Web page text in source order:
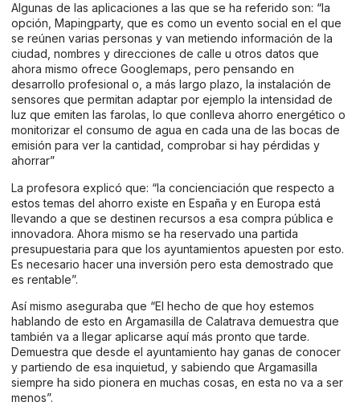
Algunas de las aplicaciones a las que se ha referido son: “la
opción, Mapingparty, que es como un evento social en el que
se reúnen varias personas y van metiendo información de la
ciudad, nombres y direcciones de calle u otros datos que
ahora mismo ofrece Googlemaps, pero pensando en
desarrollo profesional o, a más largo plazo, la instalación de
sensores que permitan adaptar por ejemplo la intensidad de
luz que emiten las farolas, lo que conlleva ahorro energético o
monitorizar el consumo de agua en cada una de las bocas de
emisión para ver la cantidad, comprobar si hay pérdidas y
ahorrar”
La profesora explicó que: “la concienciación que respecto a
estos temas del ahorro existe en España y en Europa está
llevando a que se destinen recursos a esa compra pública e
innovadora. Ahora mismo se ha reservado una partida
presupuestaria para que los ayuntamientos apuesten por esto.
Es necesario hacer una inversión pero esta demostrado que
es rentable”.
Así mismo aseguraba que “El hecho de que hoy estemos
hablando de esto en Argamasilla de Calatrava demuestra que
también va a llegar aplicarse aquí más pronto que tarde.
Demuestra que desde el ayuntamiento hay ganas de conocer
y partiendo de esa inquietud, y sabiendo que Argamasilla
siempre ha sido pionera en muchas cosas, en esta no va a ser
menos”.